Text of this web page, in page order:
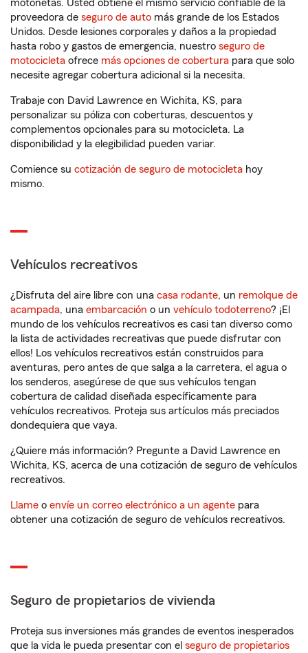
motonetas. Usted obtiene el mismo servicio confiable de la
proveedora de seguro de auto más grande de los Estados
Unidos. Desde lesiones corporales y daños a la propiedad
hasta robo y gastos de emergencia, nuestro seguro de
motocicleta ofrece más opciones de cobertura para que solo
necesite agregar cobertura adicional si la necesita.
Trabaje con David Lawrence en Wichita, KS, para
personalizar su póliza con coberturas, descuentos y
complementos opcionales para su motocicleta. La
disponibilidad y la elegibilidad pueden variar.
Comience su cotización de seguro de motocicleta hoy
mismo.
Vehículos recreativos
¿Disfruta del aire libre con una casa rodante, un remolque de
acampada, una embarcación o un vehículo todoterreno? ¡El
mundo de los vehículos recreativos es casi tan diverso como
la lista de actividades recreativas que puede disfrutar con
ellos! Los vehículos recreativos están construidos para
aventuras, pero antes de que salga a la carretera, el agua o
los senderos, asegúrese de que sus vehículos tengan
cobertura de calidad diseñada específicamente para
vehículos recreativos. Proteja sus artículos más preciados
dondequiera que vaya.
¿Quiere más información? Pregunte a David Lawrence en
Wichita, KS, acerca de una cotización de seguro de vehículos
recreativos.
Llame o envíe un correo electrónico a un agente para
obtener una cotización de seguro de vehículos recreativos.
Seguro de propietarios de vivienda
Proteja sus inversiones más grandes de eventos inesperados
que la vida le pueda presentar con el seguro de propietarios